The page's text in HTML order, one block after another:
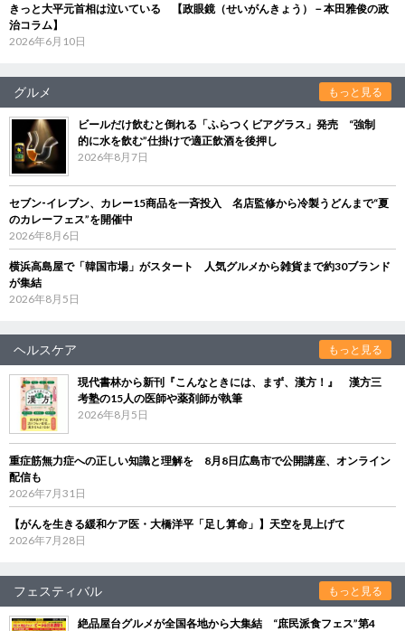
きっと大平元首相は泣いている 【政眼鏡（せいがんきょう）－本田雅俊の政
治コラム】
2026年6月10日
グルメ もっと見る
ビールだけ飲むと倒れる「ふらつくビアグラス」発売 “強制
的に水を飲む”仕掛けで適正飲酒を後押し
2026年8月7日
セブン‐イレブン、カレー15商品を一斉投入 名店監修から冷製うどんまで“夏
のカレーフェス”を開催中
2026年8月6日
横浜高島屋で「韓国市場」がスタート 人気グルメから雑貨まで約30ブランド
が集結
2026年8月5日
ヘルスケア もっと見る
現代書林から新刊『こんなときには、まず、漢方！』 漢方三
考塾の15人の医師や薬剤師が執筆
2026年8月5日
重症筋無力症への正しい知識と理解を 8月8日広島市で公開講座、オンライン
配信も
2026年7月31日
【がんを生きる緩和ケア医・大橋洋平「足し算命」】天空を見上げて
2026年7月28日
フェスティバル もっと見る
絶品屋台グルメが全国各地から大集結 “庶民派食フェス”第4